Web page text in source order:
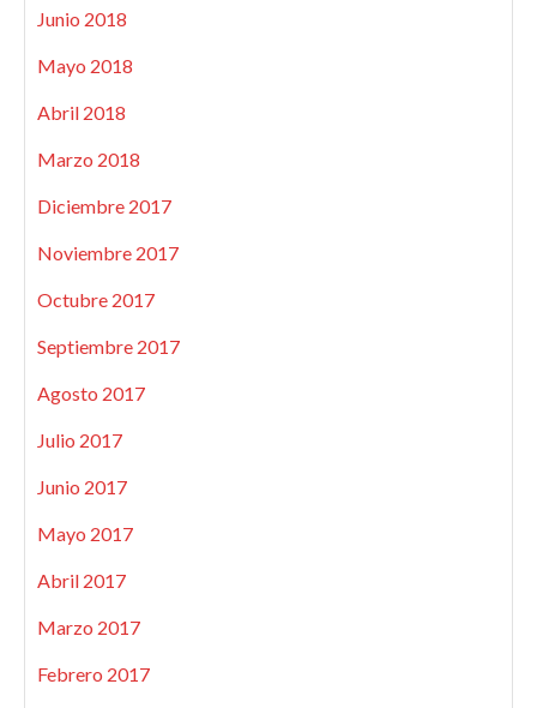
Junio 2018
Mayo 2018
Abril 2018
Marzo 2018
Diciembre 2017
Noviembre 2017
Octubre 2017
Septiembre 2017
Agosto 2017
Julio 2017
Junio 2017
Mayo 2017
Abril 2017
Marzo 2017
Febrero 2017